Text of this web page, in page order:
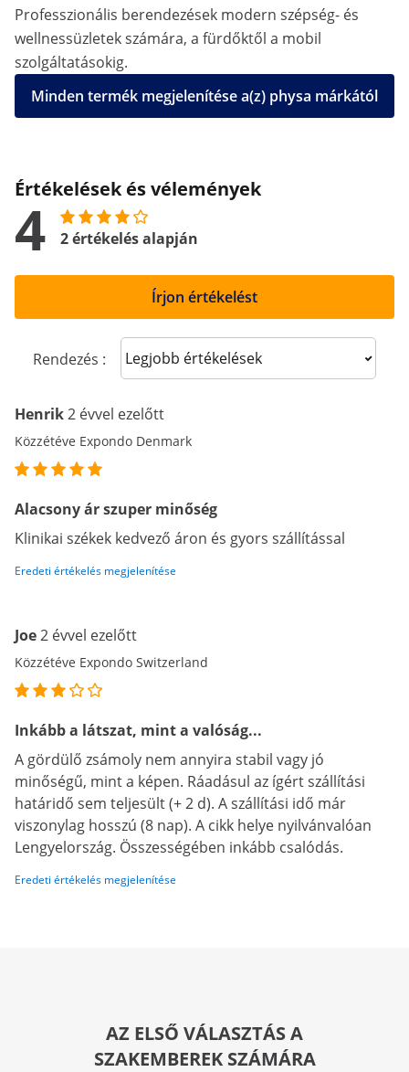
Professzionális berendezések modern szépség- és
wellnessüzletek számára, a fürdőktől a mobil
szolgáltatásokig.
Minden termék megjelenítése a(z) physa márkától
Értékelések és vélemények
4 2 értékelés alapján
Írjon értékelést
Rendezés : Sort reviews
Henrik2 évvel ezelőtt
Közzétéve Expondo Denmark
Alacsony ár szuper minőség
Klinikai székek kedvező áron és gyors szállítással
Eredeti értékelés megjelenítése
Joe2 évvel ezelőtt
Közzétéve Expondo Switzerland
Inkább a látszat, mint a valóság...
A gördülő zsámoly nem annyira stabil vagy jó
minőségű, mint a képen. Ráadásul az ígért szállítási
határidő sem teljesült (+ 2 d). A szállítási idő már
viszonylag hosszú (8 nap). A cikk helye nyilvánvalóan
Lengyelország. Összességében inkább csalódás.
Eredeti értékelés megjelenítése
AZ ELSŐ VÁLASZTÁS A
SZAKEMBEREK SZÁMÁRA